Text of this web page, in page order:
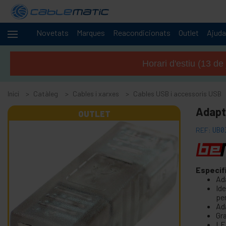
Novetats Marques Reacondicionats Outlet Ajuda
Cables -
Accessoris i targetes FireWire
+
Adaptador i accessoris ATA IDE
Adaptador i targeta port sèrie
Cable i adaptador MIDI
Cables USB i accessoris USB
Horari d'estiu (13
Inici Catàleg Cables i xarxes Cables USB i accessoris USB
OUTLET
REF: